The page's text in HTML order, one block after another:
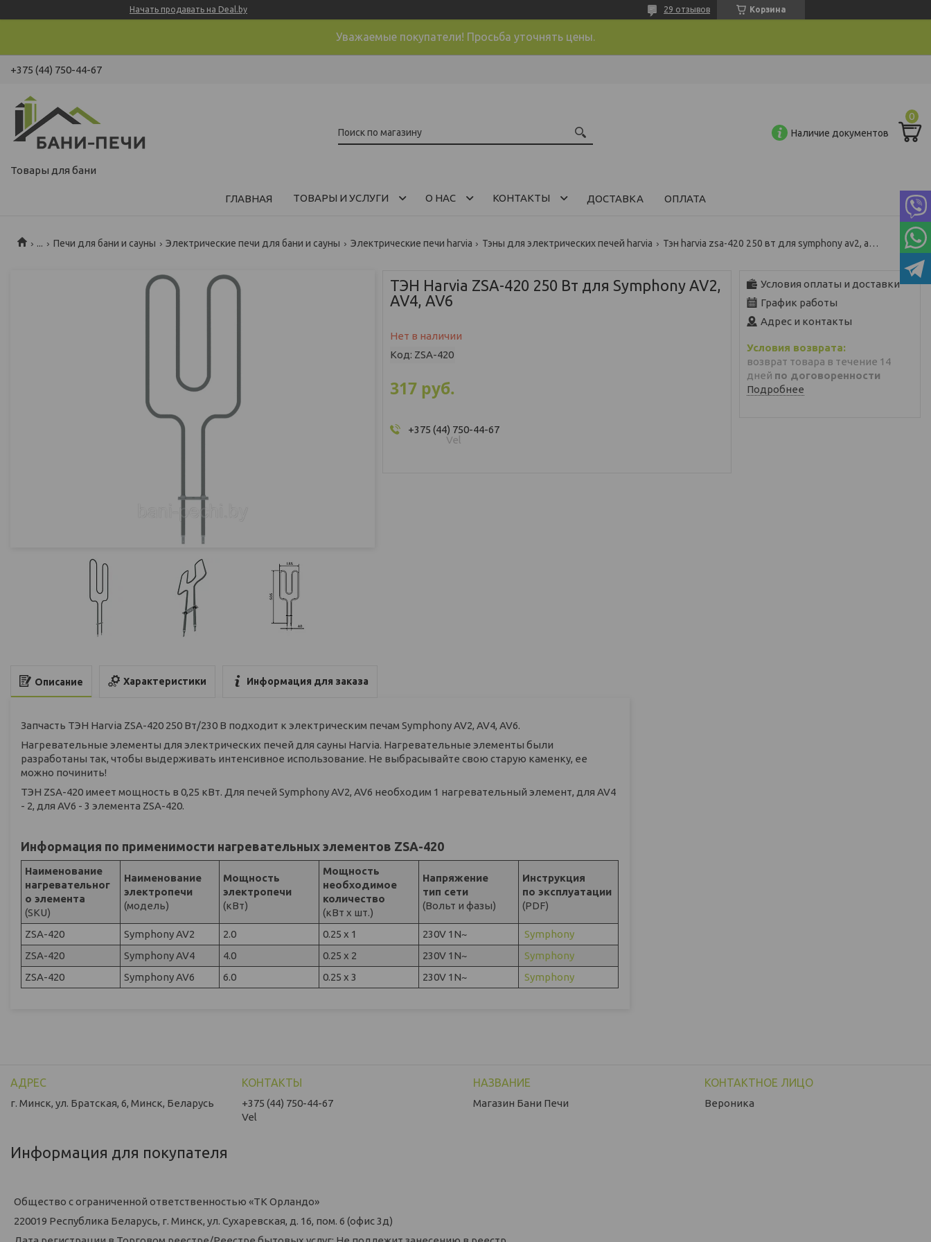
Начать продавать на Deal.by Корзина
29 отзывов
Уважаемые покупатели! Просьба уточнять цены.
+375 (44) 750-44-67
Товары для бани
Наличие документов
ГЛАВНАЯ ТОВАРЫ И УСЛУГИ О НАС КОНТАКТЫ ДОСТАВКА ОПЛАТА
... Печи для бани и сауны Электрические печи для бани и сауны Электрические печи harvia Тэны для электрических печей harvia Тэн harvia zsa-420 250 вт для symphony av2, av4, av6
ТЭН Harvia ZSA-420 250 Вт для Symphony AV2,
AV4, AV6
Нет в наличии
Код: ZSA-420
317 руб.
+375 (44) 750-44-67
Vel
Условия оплаты и доставки
График работы
Адрес и контакты
возврат товара в течение 14
дней по договоренности
Подробнее
Описание Характеристики Информация для заказа
Запчасть ТЭН Harvia ZSA-420 250 Вт/230 В подходит к электрическим печам Symphony AV2, AV4, AV6.
Нагревательные элементы для электрических печей для сауны Harvia. Нагревательные элементы были
разработаны так, чтобы выдерживать интенсивное использование. Не выбрасывайте свою старую каменку, ее
можно починить!
ТЭН ZSA-420 имеет мощность в 0,25 кВт. Для печей Symphony AV2, AV6 необходим 1 нагревательный элемент, для AV4
- 2, для AV6 - 3 элемента ZSA-420.
Информация по применимости нагревательных элементов ZSA-420
Наименование
нагревательног
о элемента
(SKU)
Наименование
электропечи
(модель)
Мощность
электропечи
(кВт)
Мощность
необходимое
количество
(кВт х шт.)
Напряжение
тип сети
(Вольт и фазы)
Инструкция
по эксплуатации
(PDF)
ZSA-420 Symphony AV2 2.0 0.25 x 1 230V 1N~
Symphony
ZSA-420
Symphony AV4 4.0 0.25 x 2 230V 1N~
Symphony
ZSA-420
Symphony AV6 6.0 0.25 x 3 230V 1N~ Symphony
г. Минск, ул. Братская, 6, Минск, Беларусь
+375 (44) 750-44-67
Vel
Магазин Бани Печи Вероника
Информация для покупателя
Общество с ограниченной ответственностью «ТК Орландо»
220019 Республика Беларусь, г. Минск, ул. Сухаревская, д. 16, пом. 6 (офис 3д)